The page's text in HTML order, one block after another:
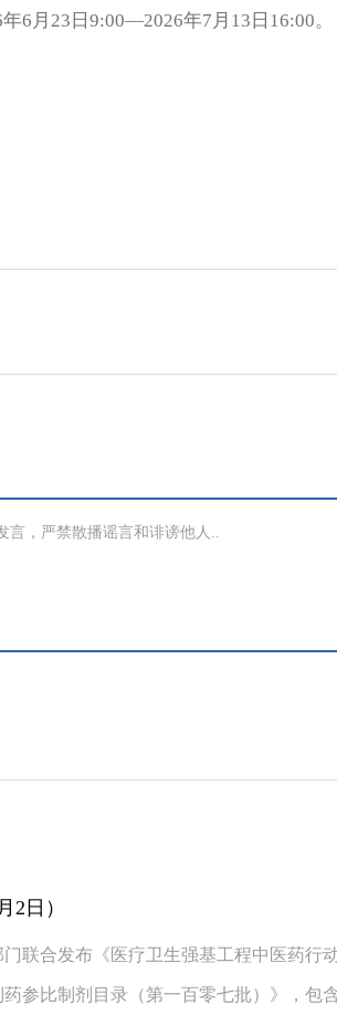
6月23日9:00—2026年7月13日16:00。
2日）
联合发布《医疗卫生强基工程中医药行
参比制剂目录（第一百零七批）》，包